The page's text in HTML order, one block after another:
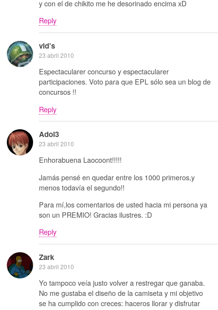
y con el de chikito me he desorinado encima xD
Reply
vid’s
23 abril 2010
Espectacularer concurso y espectacularer
participaciones. Voto para que EPL sólo sea un blog de
concursos !!
Reply
Adol3
23 abril 2010
Enhorabuena Laocoont!!!!!
Jamás pensé en quedar entre los 1000 primeros,y
menos todavía el segundo!!
Para mí,los comentarios de usted hacia mi persona ya
son un PREMIO! Gracias ilustres. :D
Reply
Zark
23 abril 2010
Yo tampoco veía justo volver a restregar que ganaba.
No me gustaba el diseño de la camiseta y mi objetivo
se ha cumplido con creces: haceros llorar y disfrutar